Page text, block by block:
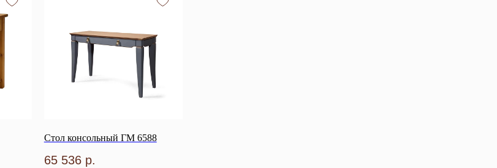
Стол консольный ГМ 6588
65 536 р.